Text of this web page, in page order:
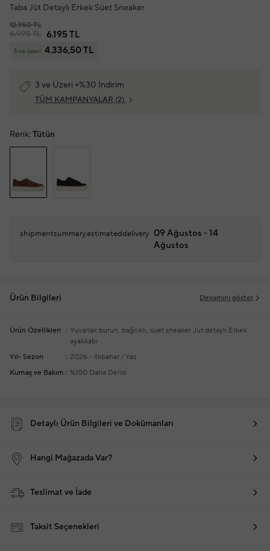
Taba Jüt Detaylı Erkek Süet Sneaker
12.950 TL
6.995 TL 6.195 TL
3 ve üzeri 4.336,50 TL
3 ve Üzeri +%30 İndirim
TÜM KAMPANYALAR (2)
Renk: Tütün
shipmentsummary.estimateddelivery 09 Ağustos - 14
Ağustos
Ürün Bilgileri Devamını göster
Ürün Özellikleri Yuvarlak burun, bağcıklı, süet sneaker Jüt detaylı Erkek
ayakkabı
Yıl- Sezon
2026 - İlkbahar / Yaz
Kumaş ve Bakım
%100 Dana Derisi
Detaylı Ürün Bilgileri ve Dokümanları
Hangi Mağazada Var?
Teslimat ve İade
Taksit Seçenekleri